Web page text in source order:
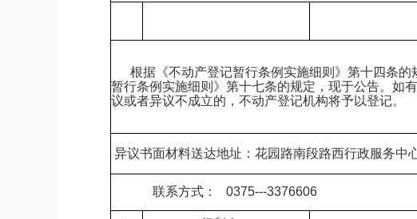
根据《不动产登记暂行条例实施细则》第十四条的
暂行条例实施细则》第十七条的规定，现于公告。如
议或者异议不成立的，不动产登记机构将予以登记。
异议书面材料送达地址：花园路南段路西行政服务中
联系方式： 0375---3376606